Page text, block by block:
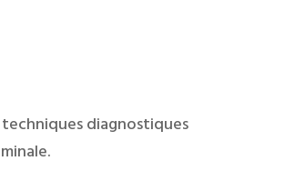
diagnostiques